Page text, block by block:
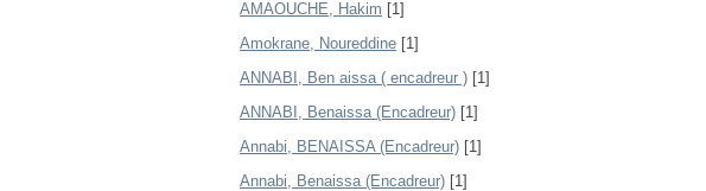
AMAOUCHE, Hakim [1]
Amokrane, Noureddine [1]
ANNABI, Ben aissa ( encadreur ) [1]
ANNABI, Benaissa (Encadreur) [1]
Annabi, BENAISSA (Encadreur) [1]
Annabi, Benaissa (Encadreur) [1]